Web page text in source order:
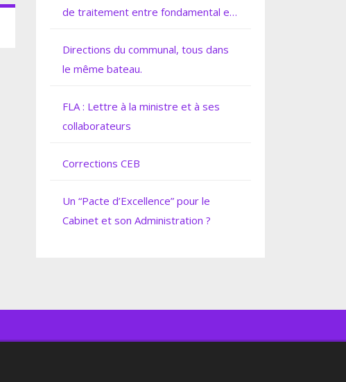
de traitement entre fondamental et
Directions du communal, tous dans
le même bateau.
FLA : Lettre à la ministre et à ses
collaborateurs
Corrections CEB
Un “Pacte d’Excellence” pour le
Cabinet et son Administration ?